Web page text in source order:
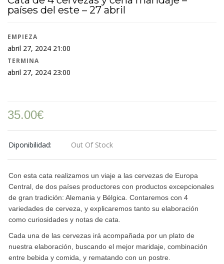
países del este – 27 abril
EMPIEZA
abril 27, 2024 21:00
TERMINA
abril 27, 2024 23:00
35.00€
Diponibilidad: Out Of Stock
Con esta cata realizamos un viaje a las cervezas de Europa
Central, de dos países productores con productos excepcionales
de gran tradición: Alemania y Bélgica. Contaremos con 4
variedades de cerveza, y explicaremos tanto su elaboración
como curiosidades y notas de cata.
Cada una de las cervezas irá acompañada por un plato de
nuestra elaboración, buscando el mejor maridaje, combinación
entre bebida y comida, y rematando con un postre.